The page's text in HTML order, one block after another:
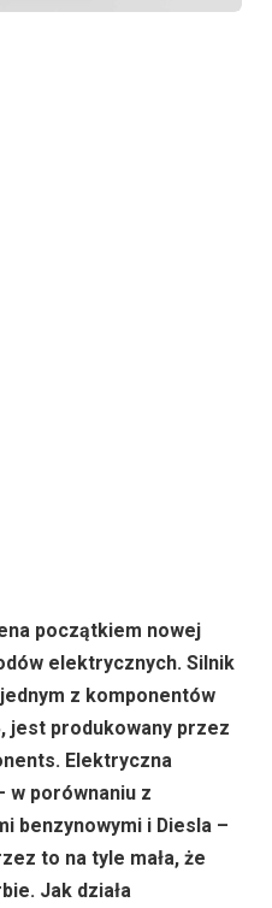
początkiem nowej
elektrycznych. Silnik
z komponentów
jest produkowany przez
Elektryczna
w porównaniu z
benzynowymi i Diesla –
to na tyle mała, że
Jak działa